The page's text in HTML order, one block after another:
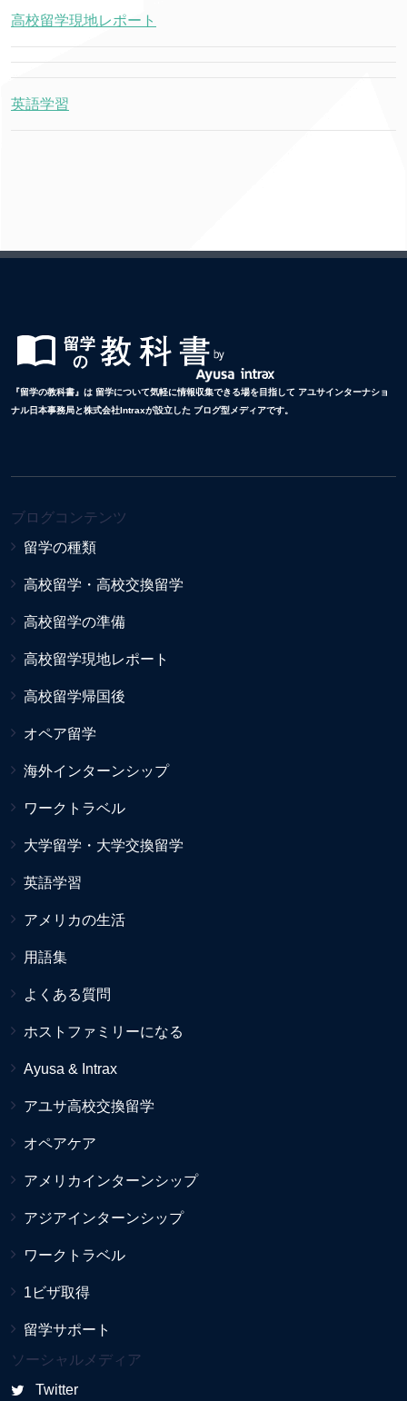
高校留学現地レポート
英語学習
『留学の教科書』は 留学について気軽に情報収集できる場を目指して アユサインターナショ
ナル日本事務局と株式会社Intraxが設立した ブログ型メディアです。
ブログコンテンツ
留学の種類
高校留学・高校交換留学
高校留学の準備
高校留学現地レポート
高校留学帰国後
オペア留学
海外インターンシップ
ワークトラベル
大学留学・大学交換留学
英語学習
アメリカの生活
用語集
よくある質問
ホストファミリーになる
Ayusa & Intrax
アユサ高校交換留学
オペアケア
アメリカインターンシップ
アジアインターンシップ
ワークトラベル
1ビザ取得
留学サポート
ソーシャルメディア
Twitter